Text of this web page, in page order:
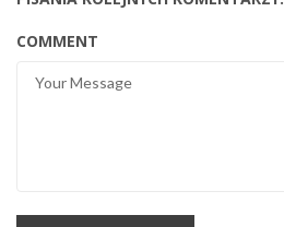
COMMENT